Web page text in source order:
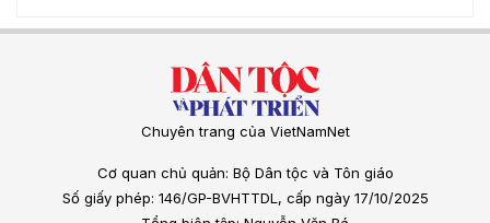
Chuyên trang của VietNamNet
Cơ quan chủ quản: Bộ Dân tộc và Tôn giáo
Số giấy phép: 146/GP-BVHTTDL, cấp ngày 17/10/2025